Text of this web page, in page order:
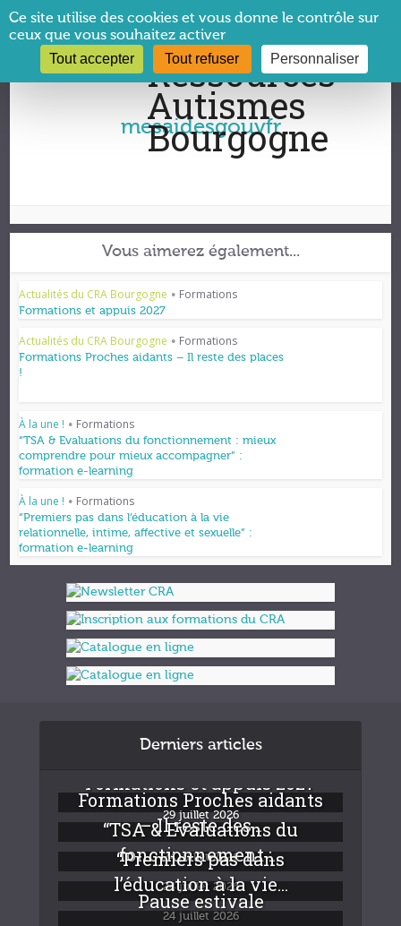
Vous êtes ici :CRA Bourgogne→mesaidesgouvfr
mesaidesgouvfr
Vous aimerez également...
Actualités du CRA Bourgogne • Formations
Formations et appuis 2027
Actualités du CRA Bourgogne • Formations
Formations Proches aidants – Il reste des places
!
À la une ! • Formations
“TSA & Evaluations du fonctionnement : mieux
comprendre pour mieux accompagner” :
formation e-learning
À la une ! • Formations
“Premiers pas dans l’éducation à la vie
relationnelle, intime, affective et sexuelle” :
formation e-learning
Derniers articles
Formations et appuis 2027
29 juillet 2026
Formations Proches aidants
– Il reste des...
24 juillet 2026
“TSA & Evaluations du
fonctionnement :...
24 juillet 2026
“Premiers pas dans
l’éducation à la vie...
24 juillet 2026
Pause estivale
Panneau de gestion des cookies
Ce site utilise des cookies et vous donne le contrôle sur
ceux que vous souhaitez activer
Tout accepter Tout refuser Personnaliser